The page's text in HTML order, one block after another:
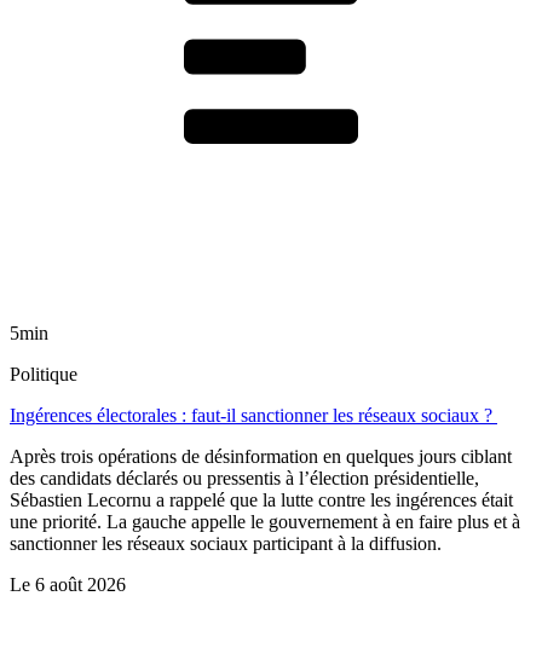
5min
Politique
Ingérences électorales : faut-il sanctionner les réseaux sociaux ?
Après trois opérations de désinformation en quelques jours ciblant
des candidats déclarés ou pressentis à l’élection présidentielle,
Sébastien Lecornu a rappelé que la lutte contre les ingérences était
une priorité. La gauche appelle le gouvernement à en faire plus et à
sanctionner les réseaux sociaux participant à la diffusion.
Le 6 août 2026